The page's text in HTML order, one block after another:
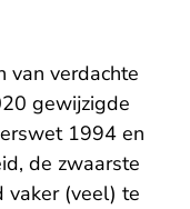
van verdachte
gewijzigde
1994 en
de zwaarste
vaker (veel) te